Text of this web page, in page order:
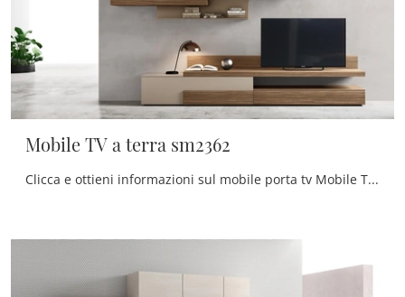
Mobile TV a terra sm2362
Clicca e ottieni informazioni sul mobile porta tv Mobile TV a terra sm2362 di Maronese: realizzato in melaminico, è il prodotto perfetto per spazi ...